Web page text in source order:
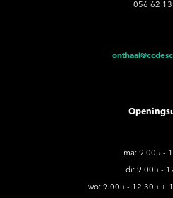
056 62 13
ma: 9.00u -
di: 9.00u -
wo: 9.00u - 12.30u +